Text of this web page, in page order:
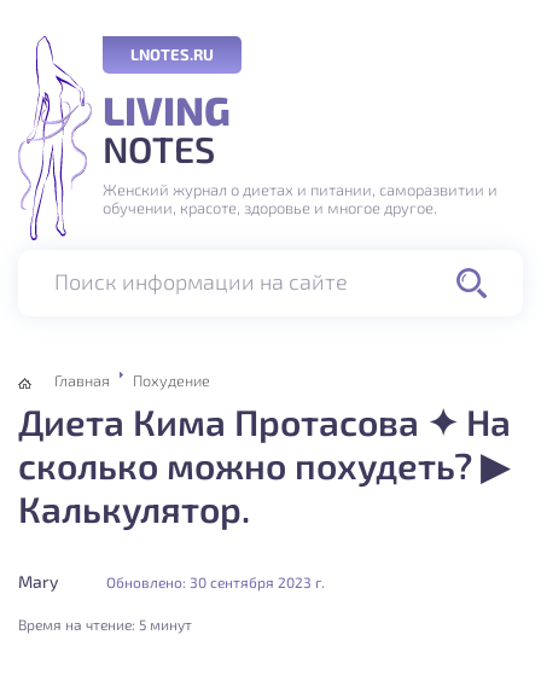
LNOTES.RU
LIVING
NOTES
Женский журнал о диетах и питании, саморазвитии и
обучении, красоте, здоровье и многое другое.
Главная Похудение
Диета Кима Протасова ✦ На
сколько можно похудеть? ▶︎
Калькулятор.
Mary Обновлено: 30 сентября 2023 г.
Время на чтение: 5 минут